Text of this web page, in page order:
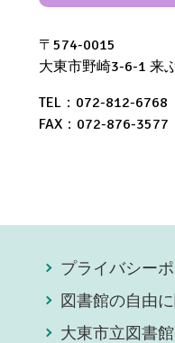
〒574-0015
大東市野崎3-6-1 来
TEL：072-812-6768
FAX：072-876-3577
プライバシー
図書館の自由
大東市立図書